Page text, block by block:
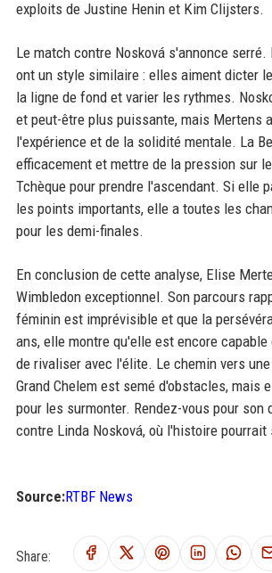
exploits de Justine Henin et Kim Clijsters.
Le match contre Nosková s'annonce serré.
ont un style similaire : elles aiment dicter
la ligne de fond et varier les rythmes.
et peut-être plus puissante, mais Mertens
l'expérience et de la solidité mentale. La
efficacement et mettre de la pression sur
Tchèque pour prendre l'ascendant. Si elle
les points importants, elle a toutes les
pour les demi-finales.
En conclusion de cette analyse, Elise
Wimbledon exceptionnel. Son parcours
féminin est imprévisible et que la
ans, elle montre qu'elle est encore
de rivaliser avec l'élite. Le chemin vers
Grand Chelem est semé d'obstacles, mais
pour les surmonter. Rendez-vous pour son
contre Linda Nosková, où l'histoire pourrait
Source:RTBF News
Share: